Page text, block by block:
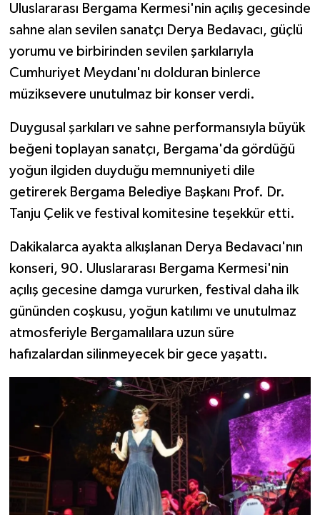
Uluslararası Bergama Kermesi'nin açılış gecesinde
sahne alan sevilen sanatçı Derya Bedavacı, güçlü
yorumu ve birbirinden sevilen şarkılarıyla
Cumhuriyet Meydanı'nı dolduran binlerce
müziksevere unutulmaz bir konser verdi.
Duygusal şarkıları ve sahne performansıyla büyük
beğeni toplayan sanatçı, Bergama'da gördüğü
yoğun ilgiden duyduğu memnuniyeti dile
getirerek Bergama Belediye Başkanı Prof. Dr.
Tanju Çelik ve festival komitesine teşekkür etti.
Dakikalarca ayakta alkışlanan Derya Bedavacı'nın
konseri, 90. Uluslararası Bergama Kermesi'nin
açılış gecesine damga vururken, festival daha ilk
gününden coşkusu, yoğun katılımı ve unutulmaz
atmosferiyle Bergamalılara uzun süre
hafızalardan silinmeyecek bir gece yaşattı.